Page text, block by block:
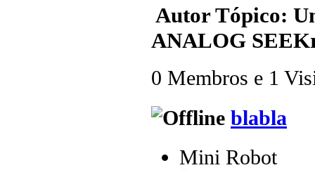
AutorTópico:
ANALOG
0 Membros e 1
blabla
Mini Robot